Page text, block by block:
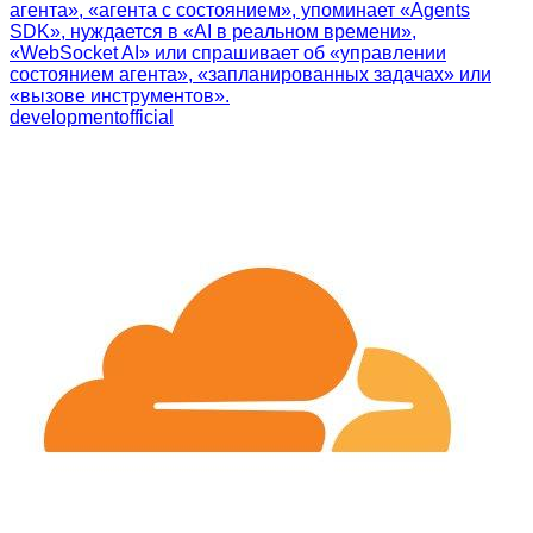
агента», «агента с состоянием», упоминает «Agents
SDK», нуждается в «AI в реальном времени»,
«WebSocket AI» или спрашивает об «управлении
состоянием агента», «запланированных задачах» или
«вызове инструментов».
developmentofficial